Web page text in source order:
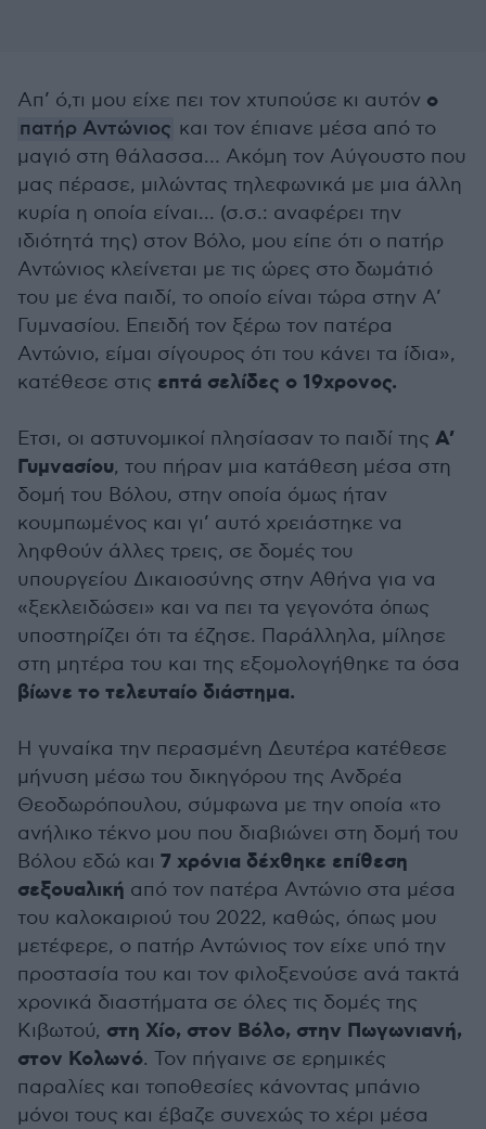
Απ’ ό,τι μου είχε πει τον χτυπούσε κι αυτόν ο
πατήρ Αντώνιος και τον έπιανε μέσα από το
μαγιό στη θάλασσα… Ακόμη τον Αύγουστο που
μας πέρασε, μιλώντας τηλεφωνικά με μια άλλη
κυρία η οποία είναι... (σ.σ.: αναφέρει την
ιδιότητά της) στον Βόλο, μου είπε ότι ο πατήρ
Αντώνιος κλείνεται με τις ώρες στο δωμάτιό
του με ένα παιδί, το οποίο είναι τώρα στην Α’
Γυμνασίου. Επειδή τον ξέρω τον πατέρα
Αντώνιο, είμαι σίγουρος ότι του κάνει τα ίδια»,
κατέθεσε στις επτά σελίδες ο 19χρονος.
Ετσι, οι αστυνομικοί πλησίασαν το παιδί της Α’
Γυμνασίου, του πήραν μια κατάθεση μέσα στη
δομή του Βόλου, στην οποία όμως ήταν
κουμπωμένος και γι’ αυτό χρειάστηκε να
ληφθούν άλλες τρεις, σε δομές του
υπουργείου Δικαιοσύνης στην Αθήνα για να
«ξεκλειδώσει» και να πει τα γεγονότα όπως
υποστηρίζει ότι τα έζησε. Παράλληλα, μίλησε
στη μητέρα του και της εξομολογήθηκε τα όσα
βίωνε το τελευταίο διάστημα.
Η γυναίκα την περασμένη Δευτέρα κατέθεσε
μήνυση μέσω του δικηγόρου της Ανδρέα
Θεοδωρόπουλου, σύμφωνα με την οποία «το
ανήλικο τέκνο μου που διαβιώνει στη δομή του
Βόλου εδώ και 7 χρόνια δέχθηκε επίθεση
σεξουαλική από τον πατέρα Αντώνιο στα μέσα
του καλοκαιριού του 2022, καθώς, όπως μου
μετέφερε, ο πατήρ Αντώνιος τον είχε υπό την
προστασία του και τον φιλοξενούσε ανά τακτά
χρονικά διαστήματα σε όλες τις δομές της
Κιβωτού, στη Χίο, στον Βόλο, στην Πωγωνιανή,
στον Κολωνό. Τον πήγαινε σε ερημικές
παραλίες και τοποθεσίες κάνοντας μπάνιο
μόνοι τους και έβαζε συνεχώς το χέρι μέσα